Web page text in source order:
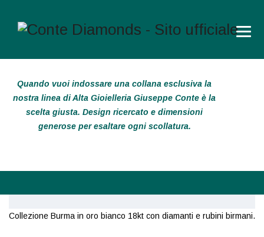
Quando vuoi indossare una collana esclusiva la
nostra linea di Alta Gioielleria Giuseppe Conte è la
scelta giusta. Design ricercato e dimensioni
generose per esaltare ogni scollatura.
Collezione Burma in oro bianco 18kt con diamanti e rubini birmani.